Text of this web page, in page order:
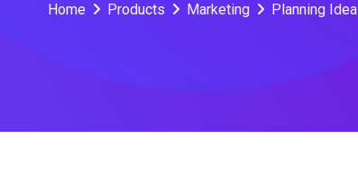
Home Products Marketing Planning Idea